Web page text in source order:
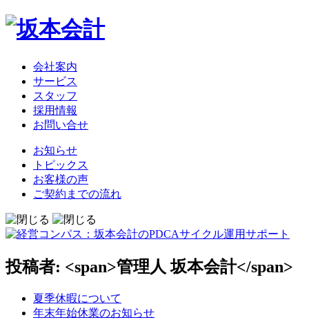
会社案内
サービス
スタッフ
採用情報
お問い合せ
お知らせ
トピックス
お客様の声
ご契約までの流れ
投稿者: <span>管理人 坂本会計</span>
夏季休暇について
年末年始休業のお知らせ